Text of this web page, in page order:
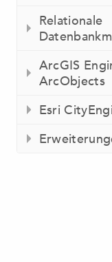
Relationale
ArcGIS
ArcObjects
Esri